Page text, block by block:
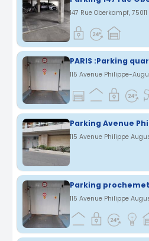
147 Rue Oberkampf,
115 Avenue Philippe
115 Avenue Philippe